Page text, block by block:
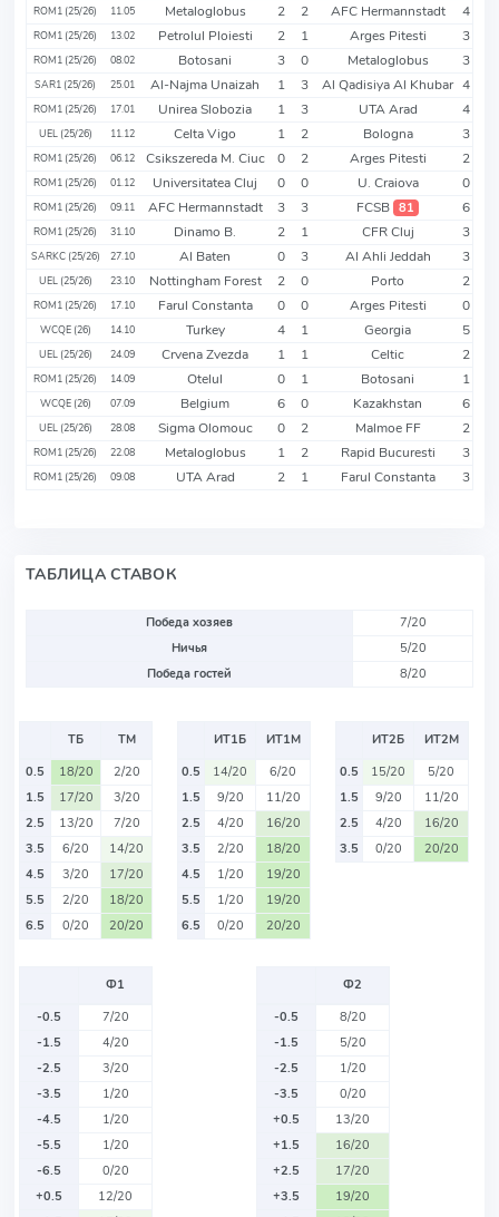
ROM1 (25/26) 11.05 Metaloglobus 2 2 AFC Hermannstadt 4
ROM1 (25/26) 13.02 Petrolul Ploiesti 2 1 Arges Pitesti 3
ROM1 (25/26) 08.02 Botosani 3 0 Metaloglobus 3
SAR1 (25/26) 25.01 Al-Najma Unaizah 1 3 Al Qadisiya Al Khubar 4
ROM1 (25/26) 17.01 Unirea Slobozia 1 3 UTA Arad 4
UEL (25/26) 11.12 Celta Vigo 1 2 Bologna 3
ROM1 (25/26) 06.12 Csikszereda M. Ciuc 0 2 Arges Pitesti 2
ROM1 (25/26) 01.12 Universitatea Cluj 0 0 U. Craiova 0
ROM1 (25/26) 09.11 AFC Hermannstadt 3 3 FCSB 81 6
ROM1 (25/26) 31.10 Dinamo B. 2 1 CFR Cluj 3
SARKC (25/26) 27.10 Al Baten 0 3 Al Ahli Jeddah 3
UEL (25/26) 23.10 Nottingham Forest 2 0 Porto 2
ROM1 (25/26) 17.10 Farul Constanta 0 0 Arges Pitesti 0
WCQE (26) 14.10 Turkey 4 1 Georgia 5
UEL (25/26) 24.09 Crvena Zvezda 1 1 Celtic 2
ROM1 (25/26) 14.09 Otelul 0 1 Botosani 1
WCQE (26) 07.09 Belgium 6 0 Kazakhstan 6
UEL (25/26) 28.08 Sigma Olomouc 0 2 Malmoe FF 2
ROM1 (25/26) 22.08 Metaloglobus 1 2 Rapid Bucuresti 3
ROM1 (25/26) 09.08 UTA Arad 2 1 Farul Constanta 3
ТАБЛИЦА СТАВОК
Победа хозяев
7/20
Ничья
5/20
Победа гостей
8/20
ТБ
ТМ
0.5
18/20
2/20
1.5
17/20
3/20
2.5
13/20
7/20
3.5
6/20
14/20
4.5
3/20
17/20
5.5
2/20
18/20
6.5
0/20 20/20
ИТ1Б
ИТ1М
0.5
14/20
6/20
1.5
9/20
11/20
2.5
4/20
16/20
3.5
2/20
18/20
4.5
1/20
19/20
5.5
1/20
19/20
6.5
0/20 20/20
ИТ2Б
ИТ2М
0.5
15/20
5/20
1.5
9/20
11/20
2.5
4/20
16/20
3.5
0/20 20/20
Ф1
-0.5
7/20
-1.5
4/20
-2.5
3/20
-3.5
1/20
-4.5
1/20
-5.5
1/20
-6.5
0/20
+0.5
12/20
Ф2
-0.5
8/20
-1.5
5/20
-2.5
1/20
-3.5
0/20
+0.5
13/20
+1.5
16/20
+2.5
17/20
+3.5
19/20